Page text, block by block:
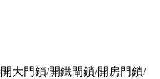
大門鎖/開鐵閘鎖/開房門鎖/